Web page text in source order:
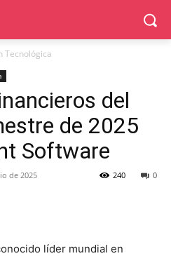
Tecnológica
del
de 2025
Software
de 2025 0
240
líder mundial en